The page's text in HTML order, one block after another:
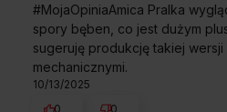
#MojaOpiniaAmica Pralka
spory bęben, co jest dużym
sugeruję produkcję takiej
mechanicznymi.
10/13/2025
0
0